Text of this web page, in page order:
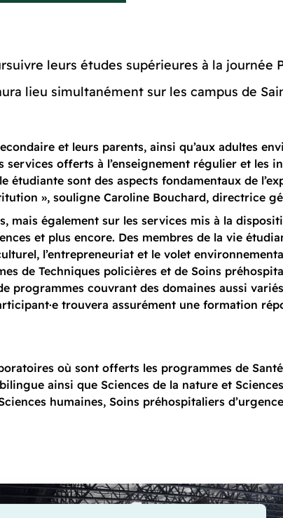
leurs études supérieures à la journée
lieu simultanément sur les campus de
et leurs parents, ainsi qu’aux adultes
offerts à l’enseignement régulier et les
sont des aspects fondamentaux de
», souligne Caroline Bouchard, directrice
mais également sur les services mis à la
et plus encore. Des membres de la vie
l’entrepreneuriat et le volet
de Techniques policières et de Soins
programmes couvrant des domaines aussi
trouvera assurément une formation
où sont offerts les programmes de
ainsi que Sciences de la nature et
humaines, Soins préhospitaliers